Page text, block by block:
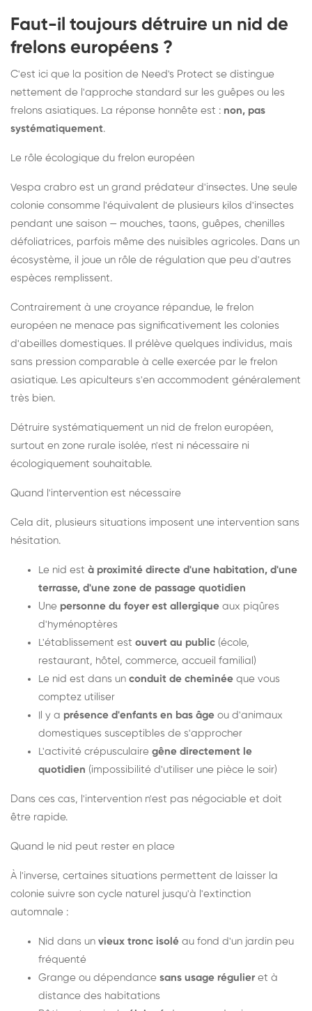
Faut-il toujours détruire un nid de
frelons européens ?
C'est ici que la position de Need's Protect se distingue
nettement de l'approche standard sur les guêpes ou les
frelons asiatiques. La réponse honnête est : non, pas
systématiquement.
Le rôle écologique du frelon européen
Vespa crabro est un grand prédateur d'insectes. Une seule
colonie consomme l'équivalent de plusieurs kilos d'insectes
pendant une saison — mouches, taons, guêpes, chenilles
défoliatrices, parfois même des nuisibles agricoles. Dans un
écosystème, il joue un rôle de régulation que peu d'autres
espèces remplissent.
Contrairement à une croyance répandue, le frelon
européen ne menace pas significativement les colonies
d'abeilles domestiques. Il prélève quelques individus, mais
sans pression comparable à celle exercée par le frelon
asiatique. Les apiculteurs s'en accommodent généralement
très bien.
Détruire systématiquement un nid de frelon européen,
surtout en zone rurale isolée, n'est ni nécessaire ni
écologiquement souhaitable.
Quand l'intervention est nécessaire
Cela dit, plusieurs situations imposent une intervention sans
hésitation.
Le nid est à proximité directe d'une habitation, d'une
terrasse, d'une zone de passage quotidien
Une personne du foyer est allergique aux piqûres
d'hyménoptères
L'établissement est ouvert au public (école,
restaurant, hôtel, commerce, accueil familial)
Le nid est dans un conduit de cheminée que vous
comptez utiliser
Il y a présence d'enfants en bas âge ou d'animaux
domestiques susceptibles de s'approcher
L'activité crépusculaire gêne directement le
quotidien (impossibilité d'utiliser une pièce le soir)
Dans ces cas, l'intervention n'est pas négociable et doit
être rapide.
Quand le nid peut rester en place
À l'inverse, certaines situations permettent de laisser la
colonie suivre son cycle naturel jusqu'à l'extinction
automnale :
Nid dans un vieux tronc isolé au fond d'un jardin peu
fréquenté
Grange ou dépendance sans usage régulier et à
distance des habitations